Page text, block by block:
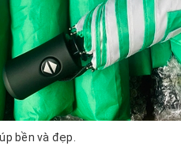
bền và đẹp.